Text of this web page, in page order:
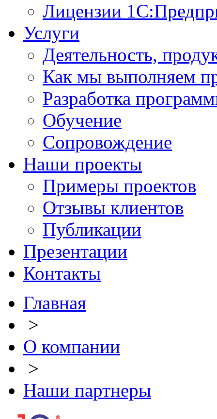
Лицензии
Услуги
Деятельность,
Как мы выполняем
Разработка
Обучение
Сопровождение
Наши проекты
Примеры проектов
Отзывы клиентов
Публикации
Презентации
Контакты
Главная
>
О компании
>
Наши партнеры